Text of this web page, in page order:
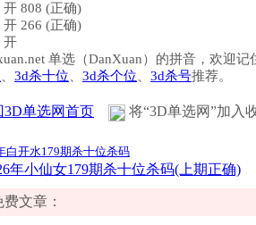
开 808 (正确)
开 266 (正确)
开
单选（DanXuan）的拼音，欢迎记
3d杀十位 3d杀个位 3d杀号推荐。
3D单选网首页 将“3D单选网”加入
白开水179期杀十位杀码
年小仙女179期杀十位杀码(上期正确)
文章：